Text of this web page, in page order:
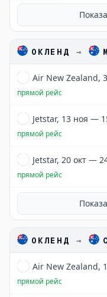
ОКЛЕНД →
Air New Zealand,
прямой рейс
Jetstar, 13 ноя —
прямой рейс
Jetstar, 20 окт —
прямой рейс
ОКЛЕНД →
Air New Zealand,
прямой рейс